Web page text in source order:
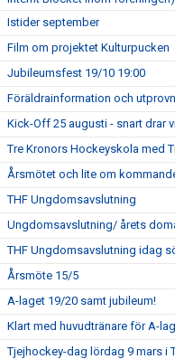
Istider september
Film om projektet Kulturpucken
Jubileumsfest 19/10 19:00
Föräldrainformation och
Kick-Off 25 augusti - snart drar
Tre Kronors Hockeyskola med
Årsmötet och lite om
THF Ungdomsavslutning
Ungdomsavslutning/ årets
THF Ungdomsavslutning idag
Årsmöte 15/5
A-laget 19/20 samt jubileum!
Klart med huvudtränare för A-
Tjejhockey-dag lördag 9 mars i